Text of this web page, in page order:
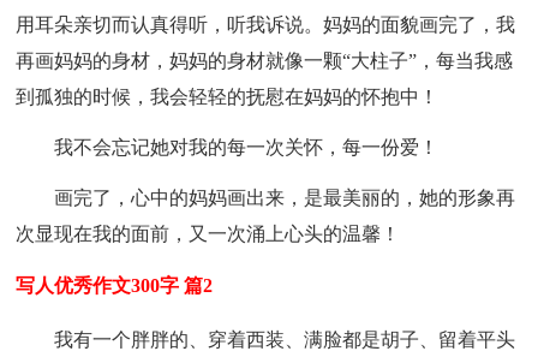
用耳朵亲切而认真得听，听我诉说。妈妈的面貌画完了，我
再画妈妈的身材，妈妈的身材就像一颗“大柱子”，每当我感
到孤独的时候，我会轻轻的抚慰在妈妈的怀抱中！
我不会忘记她对我的每一次关怀，每一份爱！
画完了，心中的妈妈画出来，是最美丽的，她的形象再
次显现在我的面前，又一次涌上心头的温馨！
写人优秀作文300字 篇2
我有一个胖胖的、穿着西装、满脸都是胡子、留着平头